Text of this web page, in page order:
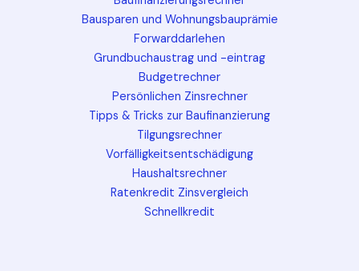
Bausparen und Wohnungsbauprämie
Forwarddarlehen
Grundbuchaustrag und -eintrag
Budgetrechner
Persönlichen Zinsrechner
Tipps & Tricks zur Baufinanzierung
Tilgungsrechner
Vorfälligkeitsentschädigung
Haushaltsrechner
Ratenkredit Zinsvergleich
Schnellkredit